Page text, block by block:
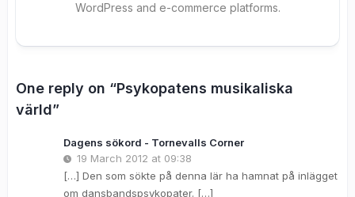
WordPress and e-commerce platforms.
One reply on “Psykopatens musikaliska
värld”
Dagens sökord - Tornevalls Corner
19 March 2012 at 09:38
[…] Den som sökte på denna lär ha hamnat på inlägget
om dansbandspsykopater. […]